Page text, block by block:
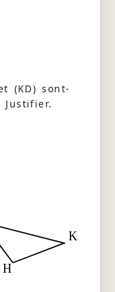
(KD) sont-
K
H